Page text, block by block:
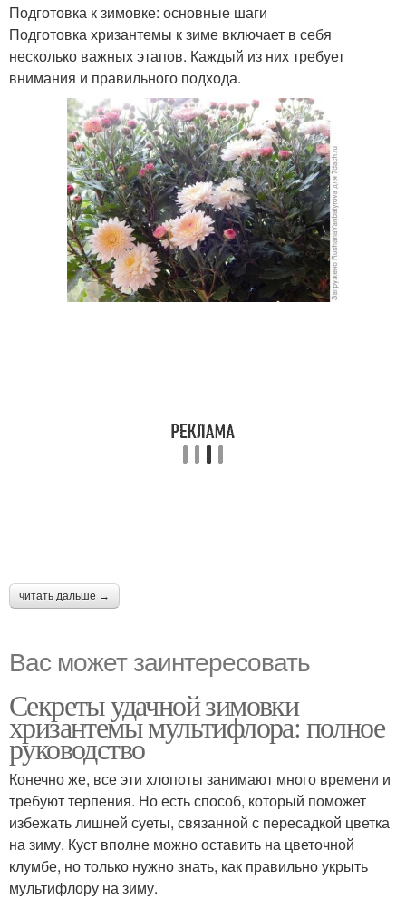
Подготовка к зимовке: основные шаги
Подготовка хризантемы к зиме включает в себя
несколько важных этапов. Каждый из них требует
внимания и правильного подхода.
читать дальше →
Вас может заинтересовать
Секреты удачной зимовки
хризантемы мультифлора: полное
руководство
Конечно же, все эти хлопоты занимают много времени и
требуют терпения. Но есть способ, который поможет
избежать лишней суеты, связанной с пересадкой цветка
на зиму. Куст вполне можно оставить на цветочной
клумбе, но только нужно знать, как правильно укрыть
мультифлору на зиму.